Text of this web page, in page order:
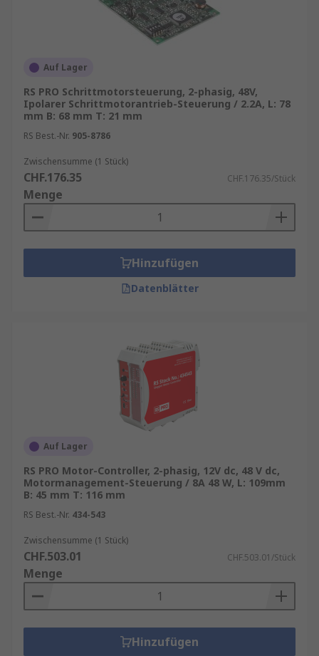
Auf Lager
RS PRO Schrittmotorsteuerung, 2-phasig, 48V,
Ipolarer Schrittmotorantrieb-Steuerung / 2.2A, L: 78
mm B: 68 mm T: 21 mm
RS Best.-Nr. 905-8786
Zwischensumme (1 Stück)
CHF.176.35 CHF.176.35/Stück
Menge
Hinzufügen
Datenblätter
Auf Lager
RS PRO Motor-Controller, 2-phasig, 12V dc, 48 V dc,
Motormanagement-Steuerung / 8A 48 W, L: 109mm
B: 45 mm T: 116 mm
RS Best.-Nr. 434-543
Zwischensumme (1 Stück)
CHF.503.01 CHF.503.01/Stück
Menge
Hinzufügen